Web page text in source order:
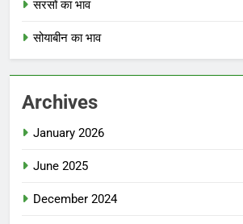
सरसों का भाव
सोयाबीन का भाव
Archives
January 2026
June 2025
December 2024